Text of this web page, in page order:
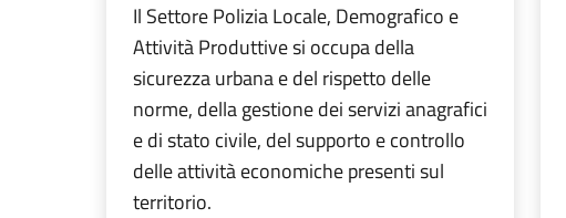
Il Settore Polizia Locale, Demografico e
Attività Produttive si occupa della
sicurezza urbana e del rispetto delle
norme, della gestione dei servizi anagrafici
e di stato civile, del supporto e controllo
delle attività economiche presenti sul
territorio.